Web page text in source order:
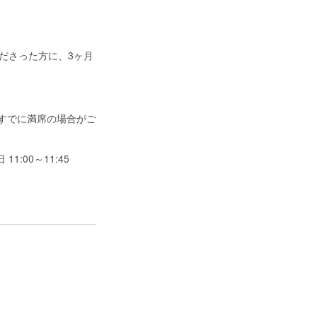
さった方に、3ヶ月
でに満席の場合がご
11:00～11:45